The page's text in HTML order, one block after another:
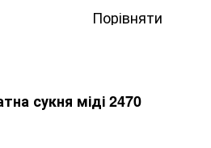
Порівняти
сукня міді 2470